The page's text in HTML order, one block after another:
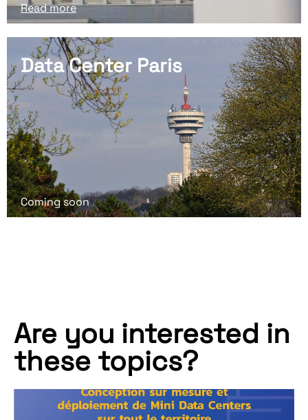
Read more
Data Center Paris
Coming soon
Are you interested in
these topics?